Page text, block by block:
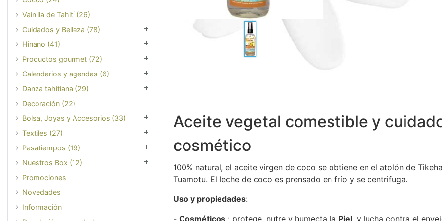
Aceite vegetal comestible y
cosmético
100% natural, el aceite virgen de coco se obtiene en el atolón de
Tuamotu. El leche de coco es prensado en frío y se centrifuga.
Uso y propiedades:
- Cosméticos : protege, nutre y humecta la Piel, y lucha contra el
Vainilla de Tahití (26)
Cuidados y Belleza (78)
Hinano (41)
Productos gourmet (72)
Calendarios y agendas (6)
Danza tahitiana (29)
Decoración (22)
Bolsa, Joyas y Accesorios (33)
Textiles (27)
Pasatiempos (19)
Nuestros Box (12)
Promociones
Novedades
Información